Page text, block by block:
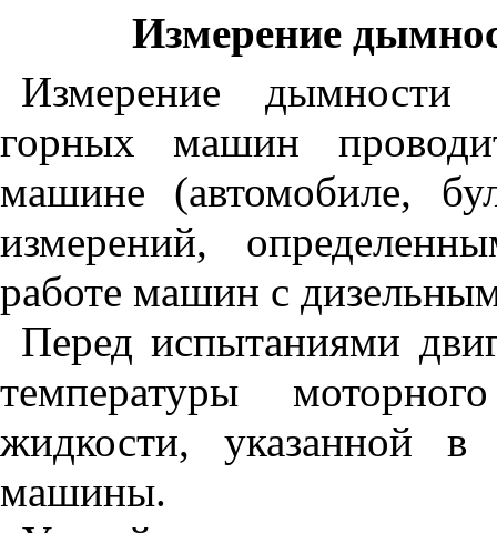
Измерение
Измерение дымности
горных машин
машине (автомобиле,
измерений,
работе машин с
Перед испытаниями
температуры
жидкости, указанной в
машины.